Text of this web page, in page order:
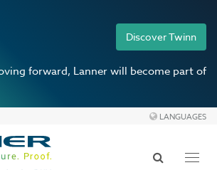
Discover Twinn
forward, Lanner will become part of
LANGUAGES